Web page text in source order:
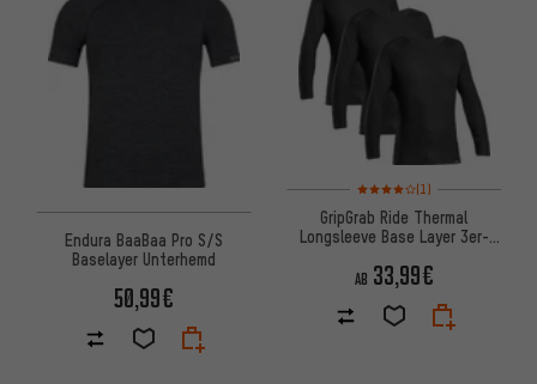
Endura BaaBaa Pro S/S
Baselayer Unterhemd
50,99€
Bewertungen: 4 von 5
(1)
GripGrab Ride Thermal
Longsleeve Base Layer 3er-
AB 33,99€